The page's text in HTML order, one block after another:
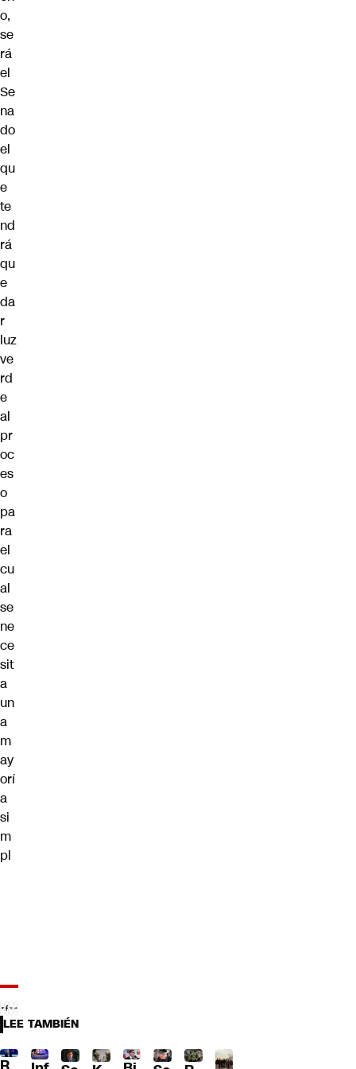
o,
se
rá
el
Se
na
do
el
qu
e
te
nd
rá
qu
e
da
r
luz
ve
rd
e
al
pr
oc
es
o
pa
ra
el
cu
al
se
ne
ce
sit
a
un
a
m
ay
orí
a
si
m
pl
LEE TAMBIÉN